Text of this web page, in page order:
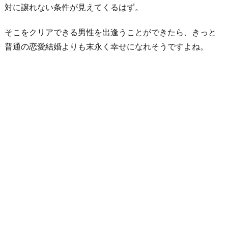
対に譲れない条件が見えてくるはず。
そこをクリアできる男性を出逢うことができたら、きっと
普通の恋愛結婚よりも末永く幸せになれそうですよね。